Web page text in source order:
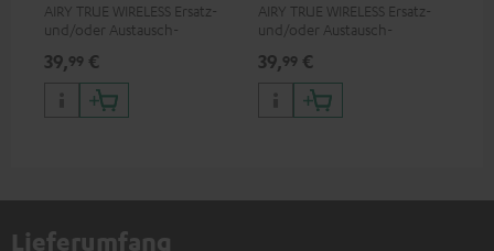
AIRY TRUE WIRELESS Ersatz-
und/oder Austausch-
den AIRY TWS
39,99 €
AIRY TRUE WIRELESS Ersatz-
und/oder Austausch-
den AIRY TWS
39,99 €
Lieferumfang